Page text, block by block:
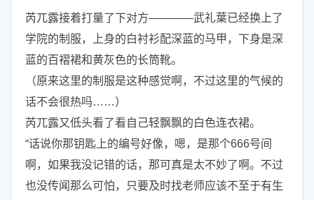
芮兀露接着打量了下对方————武礼葉已经换上了
学院的制服，上身的白衬衫配深蓝的马甲，下身是深
蓝的百褶裙和黄灰色的长筒靴。
（原来这里的制服是这种感觉啊，不过这里的气候的
话不会很热吗……）
芮兀露又低头看了看自己轻飘飘的白色连衣裙。
“话说你那钥匙上的编号好像，嗯，是那个666号间
啊，如果我没记错的话，那可真是太不妙了啊。不过
也没传闻那么可怕，只要及时找老师应该不至于有生